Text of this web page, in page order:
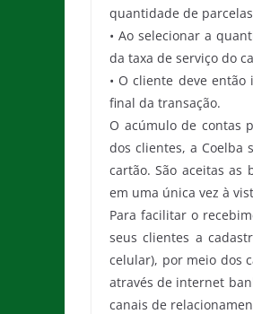
quantidade de parcelas
• Ao selecionar a
da taxa de serviço do
• O cliente deve
final da transação.
O acúmulo de contas
dos clientes, a Coelba
cartão. São aceitas as
em uma única vez à
Para facilitar o
seus clientes a
celular), por meio dos
através de internet
canais de